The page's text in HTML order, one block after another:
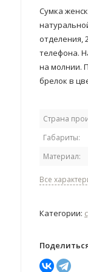
Сумка
отделения,
телефона.
на молнии.
брелок в
Страна
Габариты:
Материал:
Все
Категории: